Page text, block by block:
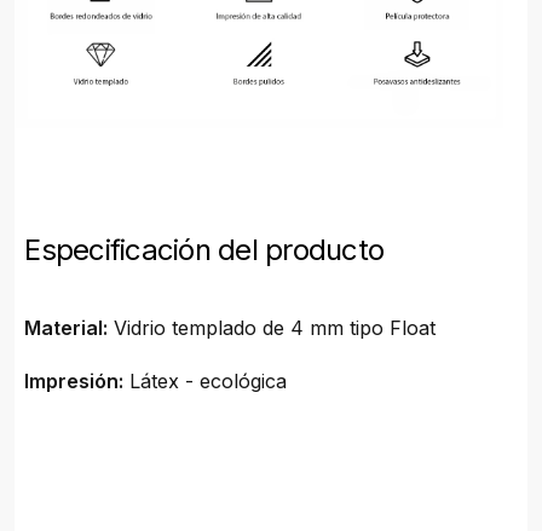
Especificación del producto
Material: Vidrio templado de 4 mm tipo Float
Impresión: Látex - ecológica